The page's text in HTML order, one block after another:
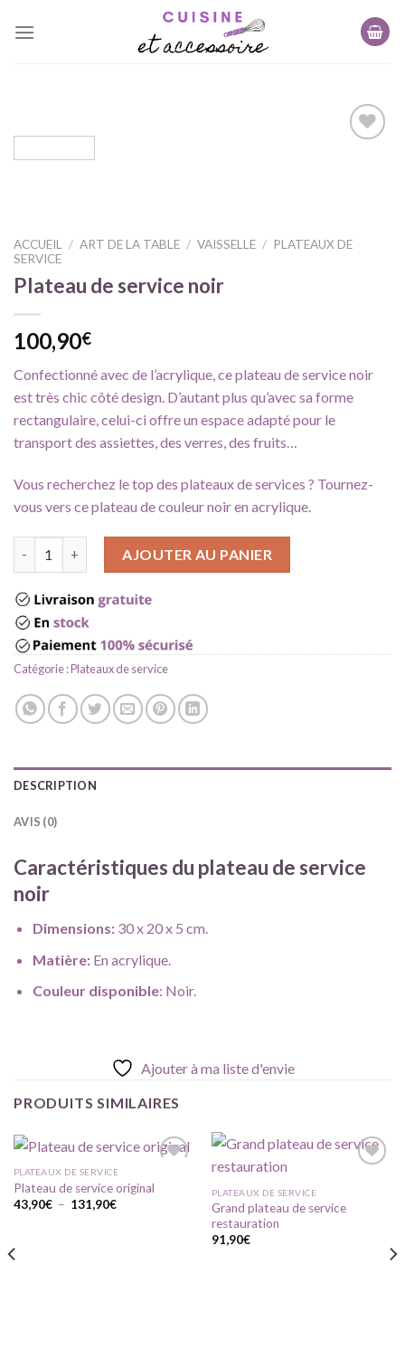
d'envie
ACCUEIL / ART DE LA TABLE / VAISSELLE / PLATEAUX DE
SERVICE
Plateau de service noir
100,90€
Confectionné avec de l’acrylique, ce plateau de service noir
est très chic côté design. D’autant plus qu’avec sa forme
rectangulaire, celui-ci offre un espace adapté pour le
transport des assiettes, des verres, des fruits…
Vous recherchez le top des plateaux de services ? Tournez-
vous vers ce plateau de couleur noir en acrylique.
AJOUTER AU PANIER
Catégorie :Plateaux de service
DESCRIPTION
AVIS (0)
Caractéristiques du plateau de service
noir
Dimensions:30 x 20 x 5 cm.
Matière:En acrylique.
Couleur disponible: Noir.
Ajouter à ma liste d'envie
PRODUITS SIMILAIRES
PLATEAUX DE SERVICE
Plateau de service original
43,90€ – 131,90€Plage
Ajouter
PLATEAUX DE SERVICE
Grand plateau de service
restauration
91,90€